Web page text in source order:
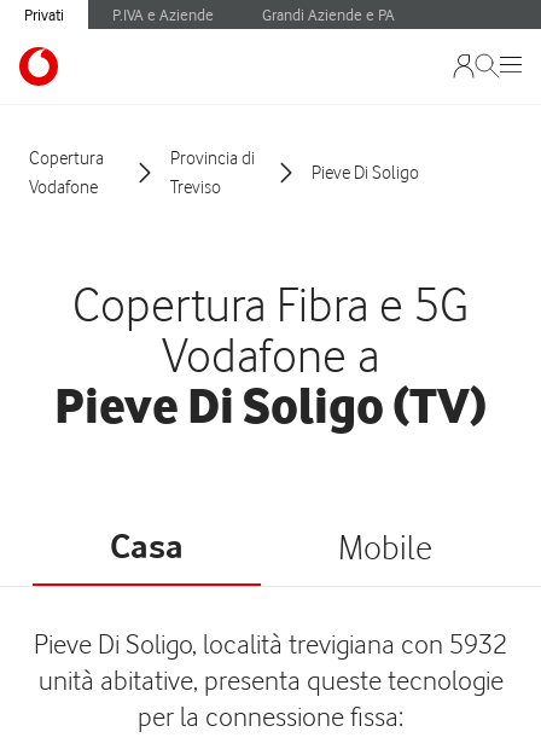
Privati P.IVA e Aziende Grandi Aziende e PA
Copertura
Vodafone
Provincia di
Treviso
Pieve Di Soligo
Copertura Fibra e 5G
Vodafone a
Pieve Di Soligo (TV)
Casa Mobile
Pieve Di Soligo, località trevigiana con 5932
unità abitative, presenta queste tecnologie
per la connessione fissa: